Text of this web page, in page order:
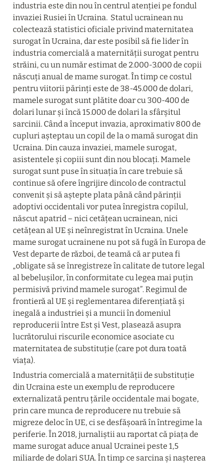
industria este din nou în centrul atenției pe fondul
invaziei Rusiei în Ucraina.  Statul ucrainean nu
colectează statistici oficiale privind maternitatea
surogat în Ucraina, dar este posibil să fie lider în
industria comercială a maternității surogat pentru
străini, cu un număr estimat de 2.000-3.000 de copii
născuți anual de mame surogat. În timp ce costul
pentru viitorii părinți este de 38-45.000 de dolari,
mamele surogat sunt plătite doar cu 300-400 de
dolari lunar și încă 15.000 de dolari la sfârșitul
sarcinii. Când a început invazia, aproximativ 800 de
cupluri așteptau un copil de la o mamă surogat din
Ucraina. Din cauza invaziei, mamele surogat,
asistentele și copiii sunt din nou blocați. Mamele
surogat sunt puse în situația în care trebuie să
continue să ofere îngrijire dincolo de contractul
convenit și să aștepte plata până când părinții
adoptivi occidentali vor putea înregistra copilul,
născut apatrid – nici cetățean ucrainean, nici
cetățean al UE și neînregistrat în Ucraina. Unele
mame surogat ucrainene nu pot să fugă în Europa de
Vest departe de război, de teamă că ar putea fi
„obligate să se înregistreze în calitate de tutore legal
al bebelușilor, în conformitate cu legea mai puțin
permisivă privind mamele surogat”. Regimul de
frontieră al UE și reglementarea diferențiată și
inegală a industriei și a muncii în domeniul
reproducerii între Est și Vest, plasează asupra
lucrătorului riscurile economice asociate cu
maternitatea de substituție (care pot dura toată
viața).
Industria comercială a maternității de substituție
din Ucraina este un exemplu de reproducere
externalizată pentru țările occidentale mai bogate,
prin care munca de reproducere nu trebuie să
migreze deloc în UE, ci se desfășoară în întregime la
periferie. În 2018, jurnaliștii au raportat că piața de
mame surogat aduce anual Ucrainei peste 1,5
miliarde de dolari SUA. În timp ce sarcina și nașterea